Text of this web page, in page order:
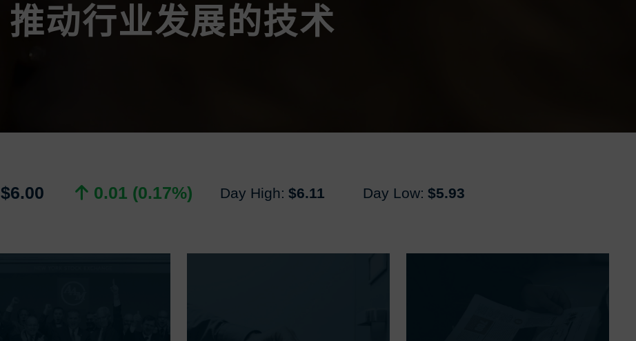
推动行业发展的技术
$6.00 0.01 (0.17%) Day High: $6.11 Day Low: $5.93